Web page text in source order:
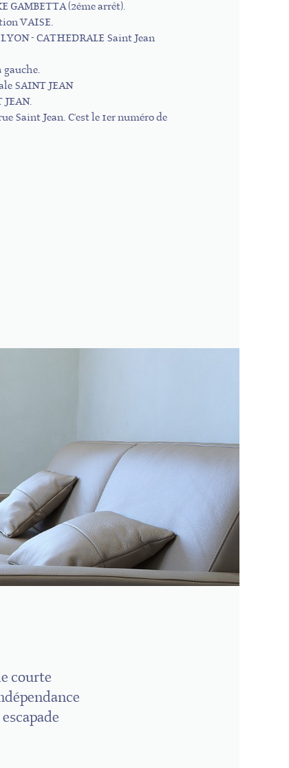
GAMBETTA (2ème arrêt).
VAISE.
- CATHEDRALE Saint Jean
gauche.
SAINT JEAN
JEAN.
Saint Jean. C'est le 1er numéro de
courte